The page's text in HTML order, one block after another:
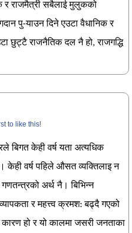
र राजमैत्री सबैलाई मुलुकको
पु-याउन दिने एउटा वैधानिक र
छुट्टै राजनैतिक दल नै हो, राजगद्धि
to like this!
बिगत केही वर्ष यता अत्यधिक
केही वर्ष पहिले औसत व्यक्तिलाइ न
अर्थ नै। बिभिन्न
र महत्त्व क्रमश: बढ्दै गएको
हो र यो कालमा जसरी जनताका